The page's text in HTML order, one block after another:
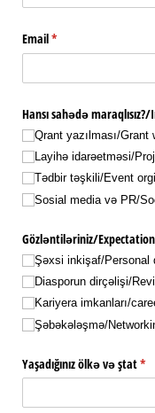
Email*
(required)
Hansı sahədə
Qrant yazılması/​Grant
Layihə idarəetməsi/​
Tədbir təşkili/​Event
Sosial media və PR/​
Gözləntiləriniz/​
Şəxsi inkişaf/​Personal
Diasporun dirçəlişi/​
Kariyera imkanları/​
Şəbəkələşmə/​
Yaşadığınız ölkə və ştat*